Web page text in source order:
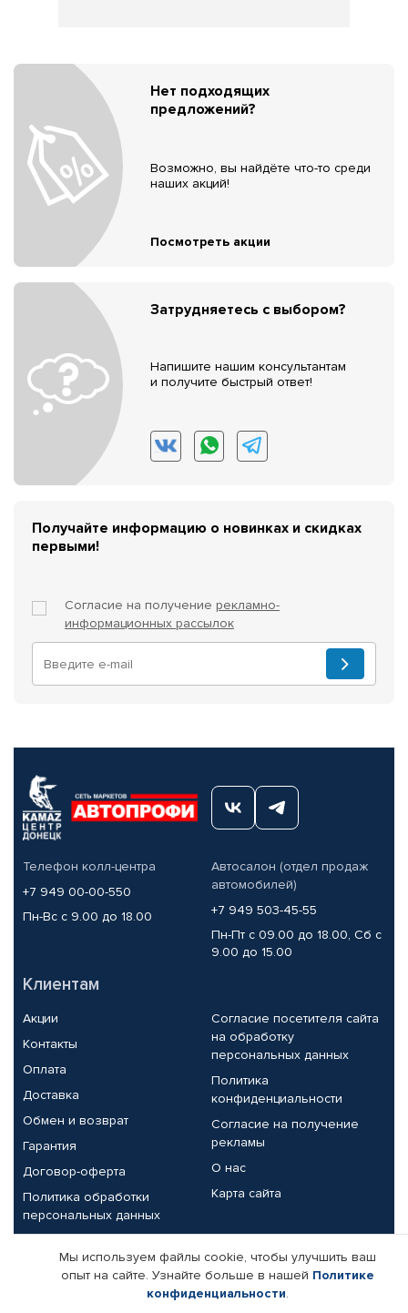
Нет подходящих
предложений?
Возможно, вы найдёте что-то среди
наших акций!
Посмотреть акции
Затрудняетесь с выбором?
Напишите нашим консультантам
и получите быстрый ответ!
Получайте информацию о новинках и скидках
первыми!
Согласие на получение рекламно-
информационных рассылок
Телефон колл-центра
+7 949 00-00-550
Пн-Вс с 9.00 до 18.00
Автосалон (отдел продаж
автомобилей)
+7 949 503-45-55
Пн-Пт с 09.00 до 18.00, Сб с
9.00 до 15.00
Клиентам
Акции
Контакты
Оплата
Доставка
Обмен и возврат
Гарантия
Договор-оферта
Политика обработки
персональных данных
Согласие посетителя сайта
на обработку
персональных данных
Политика
конфиденциальности
Согласие на получение
рекламы
О нас
Карта сайта
Партнерам
Корпоративным клиентам
Реквизиты компании
Мы используем файлы cookie, чтобы улучшить ваш
опыт на сайте. Узнайте больше в нашей Политике
конфиденциальности.